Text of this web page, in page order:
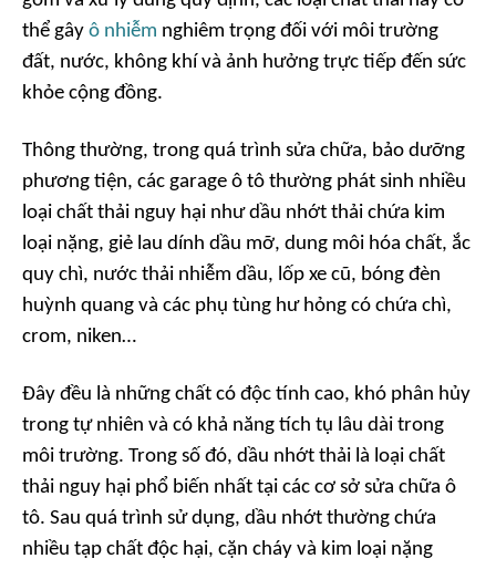
thể gây ô nhiễm nghiêm trọng đối với môi trường
đất, nước, không khí và ảnh hưởng trực tiếp đến sức
khỏe cộng đồng.
Thông thường, trong quá trình sửa chữa, bảo dưỡng
phương tiện, các garage ô tô thường phát sinh nhiều
loại chất thải nguy hại như dầu nhớt thải chứa kim
loại nặng, giẻ lau dính dầu mỡ, dung môi hóa chất, ắc
quy chì, nước thải nhiễm dầu, lốp xe cũ, bóng đèn
huỳnh quang và các phụ tùng hư hỏng có chứa chì,
crom, niken…
Đây đều là những chất có độc tính cao, khó phân hủy
trong tự nhiên và có khả năng tích tụ lâu dài trong
môi trường. Trong số đó, dầu nhớt thải là loại chất
thải nguy hại phổ biến nhất tại các cơ sở sửa chữa ô
tô. Sau quá trình sử dụng, dầu nhớt thường chứa
nhiều tạp chất độc hại, cặn cháy và kim loại nặng